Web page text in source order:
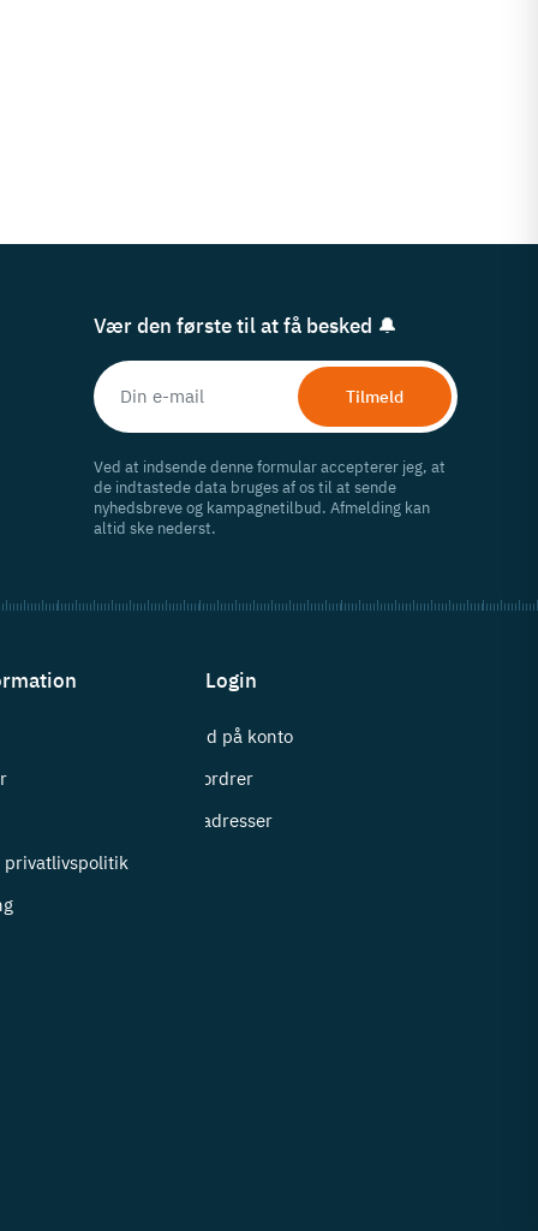
Vær den første til at få besked 🔔
Tilmeld
Ved at indsende denne formular accepterer jeg, at
de indtastede data bruges af os til at sende
nyhedsbreve og kampagnetilbud. Afmelding kan
altid ske nederst.
privatlivspolitik
Login
Log ind på konto
Mine ordrer
Mine adresser